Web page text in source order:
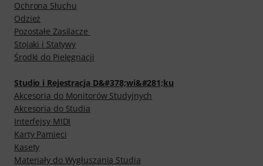
Ochrona Słuchu
Odzież
Pozostałe Zasilacze
Stojaki i Statywy
Środki do Pielęgnacji
Studio i Rejestracja D&#378;wi&#281;ku
Akcesoria do Monitorów Studyjnych
Akcesoria do Studia
Interfejsy MIDI
Karty Pamięci
Kasety
Materiały do Wygłuszania Studia